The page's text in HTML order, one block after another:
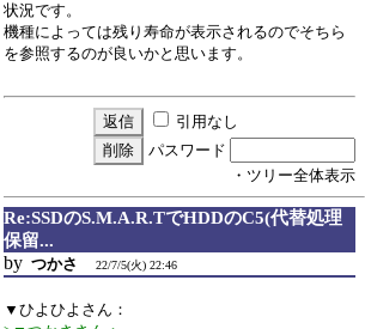
状況です。
機種によっては残り寿命が表示されるのでそちら
を参照するのが良いかと思います。
引用なし
パスワード
・ツリー全体表示
Re:SSDのS.M.A.R.TでHDDのC5(代替処理
保留...
by つかさ 22/7/5(火) 22:46
▼ひよひよさん：